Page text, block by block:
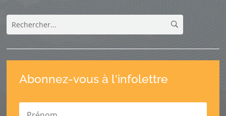
Abonnez-vous à l'infolettre